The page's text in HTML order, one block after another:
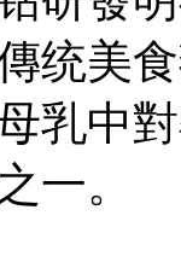
统美
乳中
一。